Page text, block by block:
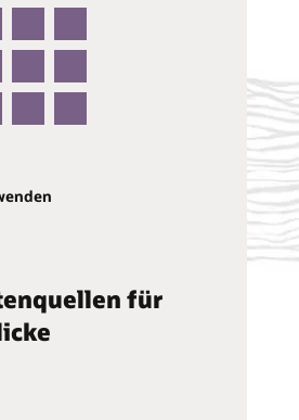
für